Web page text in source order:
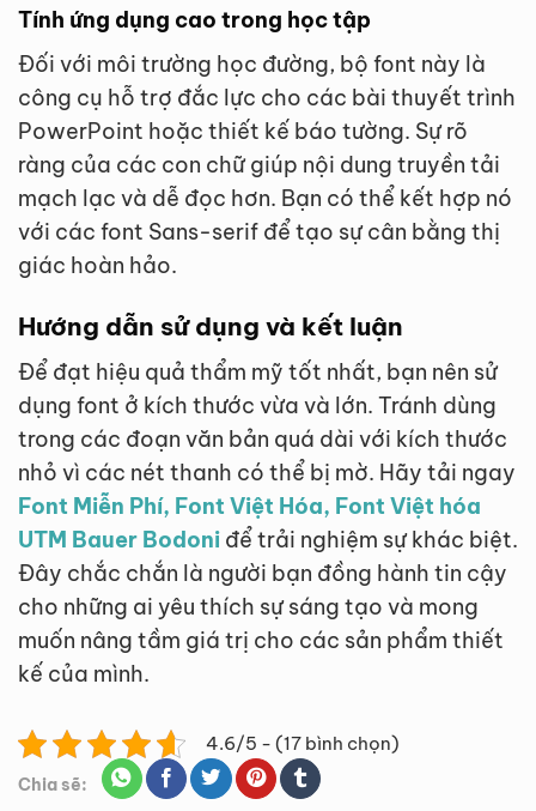
Tính ứng dụng cao trong học tập
Đối với môi trường học đường, bộ font này là
công cụ hỗ trợ đắc lực cho các bài thuyết trình
PowerPoint hoặc thiết kế báo tường. Sự rõ
ràng của các con chữ giúp nội dung truyền tải
mạch lạc và dễ đọc hơn. Bạn có thể kết hợp nó
với các font Sans-serif để tạo sự cân bằng thị
giác hoàn hảo.
Hướng dẫn sử dụng và kết luận
Để đạt hiệu quả thẩm mỹ tốt nhất, bạn nên sử
dụng font ở kích thước vừa và lớn. Tránh dùng
trong các đoạn văn bản quá dài với kích thước
nhỏ vì các nét thanh có thể bị mờ. Hãy tải ngay
Font Miễn Phí, Font Việt Hóa, Font Việt hóa
UTM Bauer Bodoni để trải nghiệm sự khác biệt.
Đây chắc chắn là người bạn đồng hành tin cậy
cho những ai yêu thích sự sáng tạo và mong
muốn nâng tầm giá trị cho các sản phẩm thiết
kế của mình.
4.6/5 - (17 bình chọn)
Chia sẽ: